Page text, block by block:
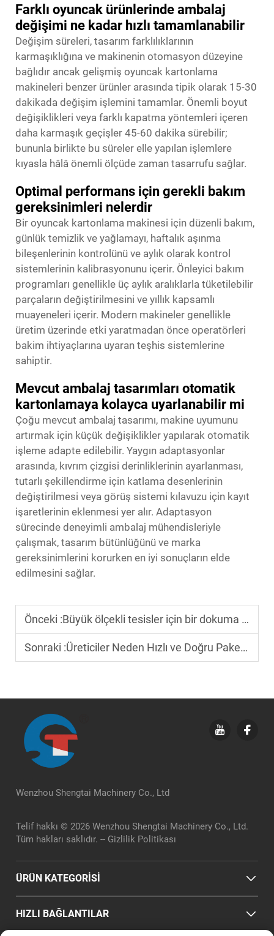
Farklı oyuncak ürünlerinde ambalaj
değişimi ne kadar hızlı tamamlanabilir
Değişim süreleri, tasarım farklılıklarının
karmaşıklığına ve makinenin otomasyon düzeyine
bağlıdır ancak gelişmiş oyuncak kartonlama
makineleri benzer ürünler arasında tipik olarak 15-30
dakikada değişim işlemini tamamlar. Önemli boyut
değişiklikleri veya farklı kapatma yöntemleri içeren
daha karmaşık geçişler 45-60 dakika sürebilir;
bununla birlikte bu süreler elle yapılan işlemlere
kıyasla hâlâ önemli ölçüde zaman tasarrufu sağlar.
Optimal performans için gerekli bakım
gereksinimleri nelerdir
Bir oyuncak kartonlama makinesi için düzenli bakım,
günlük temizlik ve yağlamayı, haftalık aşınma
bileşenlerinin kontrolünü ve aylık olarak kontrol
sistemlerinin kalibrasyonunu içerir. Önleyici bakım
programları genellikle üç aylık aralıklarla tüketilebilir
parçaların değiştirilmesini ve yıllık kapsamlı
muayeneleri içerir. Modern makineler genellikle
üretim üzerinde etki yaratmadan önce operatörleri
bakim ihtiyaçlarına uyaran teşhis sistemlerine
sahiptir.
Mevcut ambalaj tasarımları otomatik
kartonlamaya kolayca uyarlanabilir mi
Çoğu mevcut ambalaj tasarımı, makine uyumunu
artırmak için küçük değişiklikler yapılarak otomatik
işleme adapte edilebilir. Yaygın adaptasyonlar
arasında, kıvrım çizgisi derinliklerinin ayarlanması,
tutarlı şekillendirme için katlama desenlerinin
değiştirilmesi veya görüş sistemi kılavuzu için kayıt
işaretlerinin eklenmesi yer alır. Adaptasyon
sürecinde deneyimli ambalaj mühendisleriyle
çalışmak, tasarım bütünlüğünü ve marka
gereksinimlerini korurken en iyi sonuçların elde
edilmesini sağlar.
Önceki :Büyük ölçekli tesisler için bir dokuma katlama makinesini ideal hale getiren özellikler nelerdir?
Sonraki :Üreticiler Neden Hızlı ve Doğru Paketleme İçin Kartonlama Makinesini Tercih Eder?
Wenzhou Shengtai Machinery Co., Ltd
Telif hakkı © 2026 Wenzhou Shengtai Machinery Co., Ltd.
Tüm hakları saklıdır. -- Gizlilik Politikası
ÜRÜN KATEGORİSİ
HIZLI BAĞLANTILAR